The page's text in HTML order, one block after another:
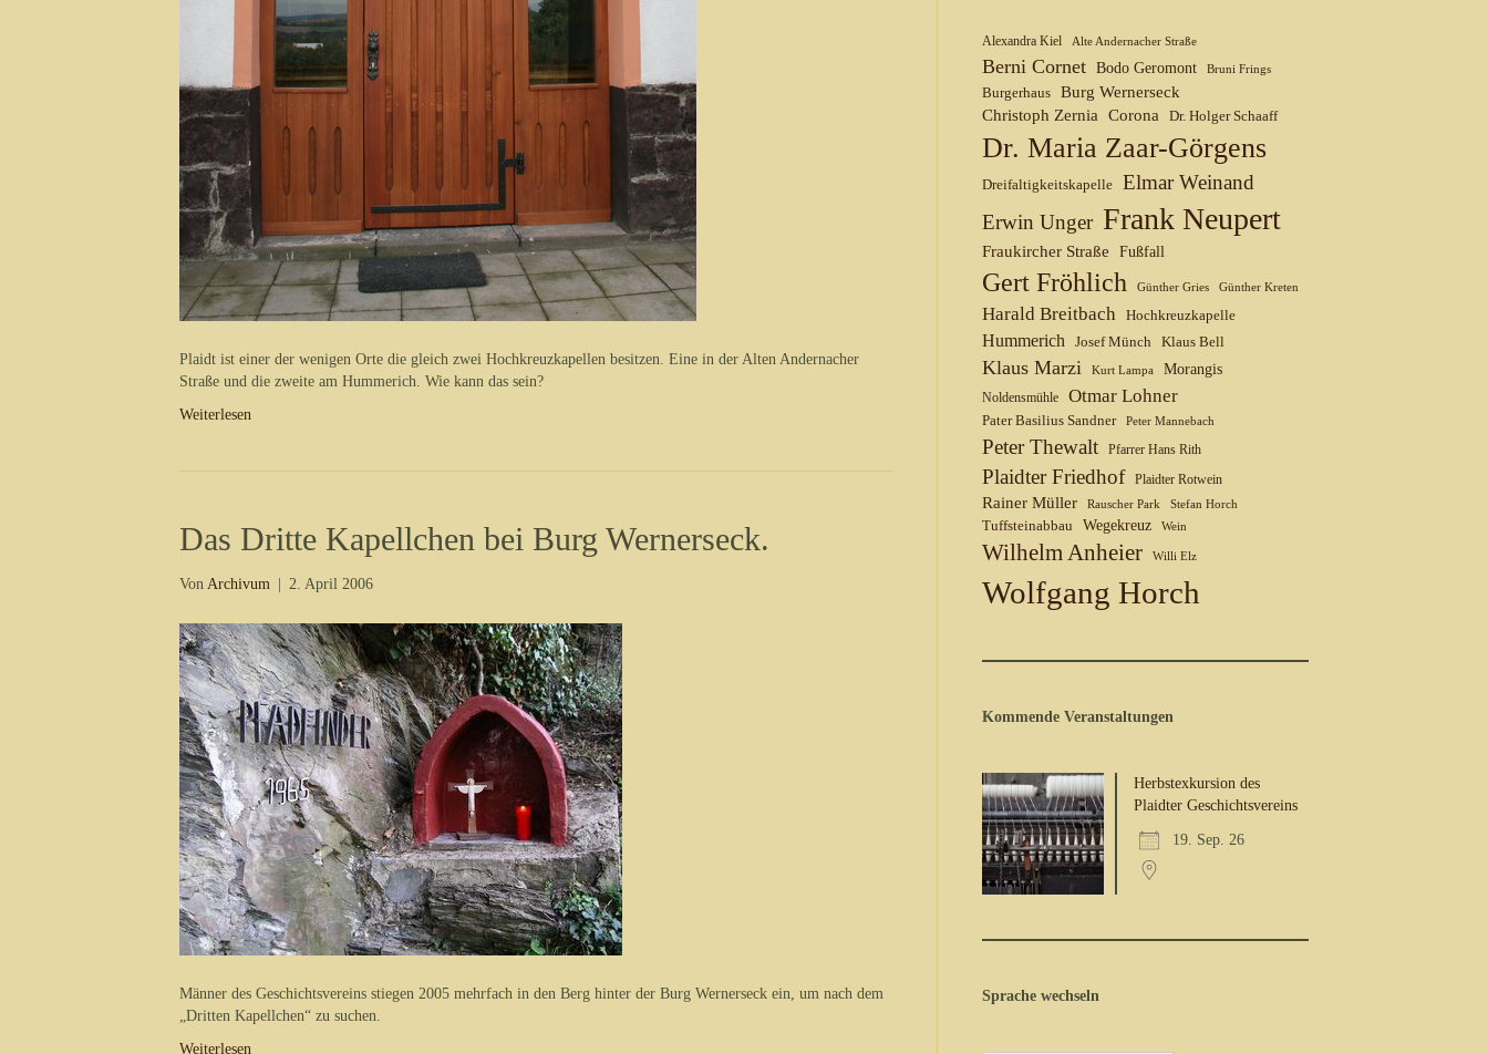
Plaidt ist einer der wenigen Orte die gleich zwei Hochkreuzkapellen besitzen. Eine in der Alten Andernacher
Straße und die zweite am Hummerich. Wie kann das sein?
Weiterlesen
Das Dritte Kapellchen bei Burg Wernerseck.
Von Archivum 2. April 2006
Männer des Geschichtsvereins stiegen 2005 mehrfach in den Berg hinter der Burg Wernerseck ein, um nach dem
„Dritten Kapellchen“ zu suchen.
Weiterlesen
Alexandra Kiel Alte Andernacher Straße
Berni Cornet Bodo Geromont Bruni Frings
Burgerhaus Burg Wernerseck
Christoph Zernia
Corona Dr. Holger Schaaff
Dr. Maria Zaar-Görgens
Dreifaltigkeitskapelle Elmar Weinand
Erwin Unger Frank Neupert
Fraukircher Straße Fußfall
Gert Fröhlich Günther Gries Günther Kreten
Harald Breitbach Hochkreuzkapelle
Hummerich Josef Münch Klaus Bell
Klaus Marzi Kurt Lampa Morangis
Noldensmühle Otmar Lohner
Pater Basilius Sandner Peter Mannebach
Peter Thewalt Pfarrer Hans Rith
Plaidter Friedhof Plaidter Rotwein
Rainer Müller Rauscher Park Stefan Horch
Tuffsteinabbau Wegekreuz Wein
Wilhelm Anheier Willi Elz
Wolfgang Horch
Kommende Veranstaltungen
Herbstexkursion des
Plaidter Geschichtsvereins
19. Sep. 26
Sprache wechseln